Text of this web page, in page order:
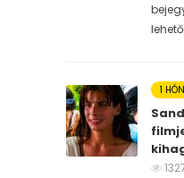
1